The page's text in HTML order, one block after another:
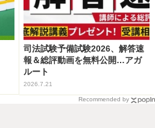
司法試験予備試験2026、解答速
報＆総評動画を無料公開…アガ
ルート
2026.7.21
Recommended by